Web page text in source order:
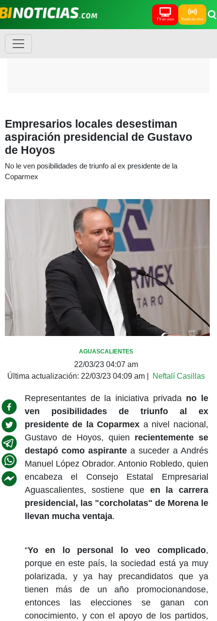
TV en vivo Radio en vivo
Empresarios locales desestiman
aspiración presidencial de Gustavo
de Hoyos
No le ven posibilidades de triunfo al ex presidente de la
Coparmex
AGUASCALIENTES
22/03/23 04:07 am
Última actualización: 22/03/23 04:09 am Neftalí Casillas
Representantes de la iniciativa privada no le
ven posibilidades de triunfo al ex
presidente de la Coparmex a nivel nacional,
Gustavo de Hoyos, quien recientemente se
destapó como aspirantea suceder a Andrés
Manuel López Obrador. Antonio Robledo, quien
encabeza el Consejo Estatal Empresarial
Aguascalientes, sostiene que en la carrera
presidencial, las "corcholatas" de Morena le
llevan mucha ventaja.
“Yo en lo personal lo veo complicado,
porque en este país, la sociedad está ya muy
polarizada, y ya hay precandidatos que ya
tienen más de un año promocionandose,
entonces las elecciones se ganan con
conocimiento, y con el apoyo de los partidos,